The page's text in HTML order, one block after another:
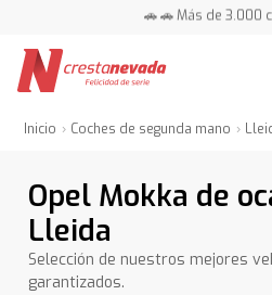
🚗 🚗 Más de 3.000
Inicio Coches de segunda mano
Opel Mokka de
Lleida
Selección de nuestros mejores
garantizados.